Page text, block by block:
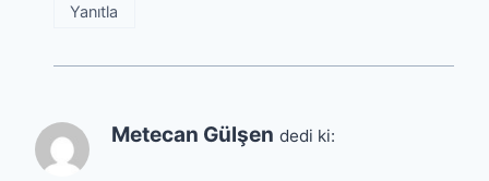
Yanıtla
Metecan Gülşen dedi ki: